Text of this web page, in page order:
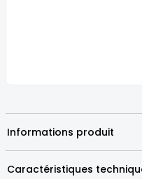
of
the
images
Informations produit
Caractéristiques